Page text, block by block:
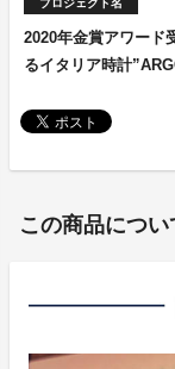
プロジェクト名
2020年金賞アワード
るイタリア時計
この商品につい